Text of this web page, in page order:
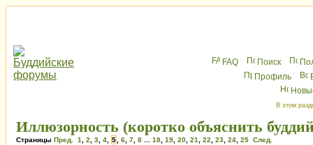
FAQ Поиск
Профиль
В этом
Иллюзорность (коротко объяснить
Страницы Пред. 1 2 3 4 5 6 7 8 18 19 20 21 22 23 24 25 След.